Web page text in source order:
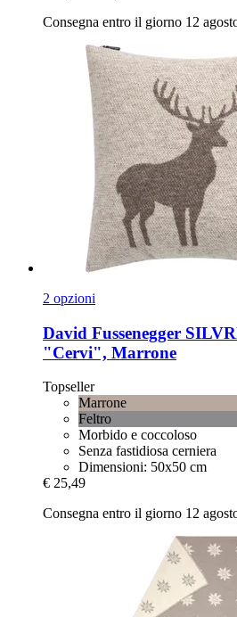
Consegna entro il giorno 12
2 opzioni
David Fussenegger
"Cervi", Marrone
Topseller
Marrone
Feltro
Morbido e coccoloso
Senza fastidiosa cerniera
Dimensioni: 50x50 cm
€ 25,49
Consegna entro il giorno 12